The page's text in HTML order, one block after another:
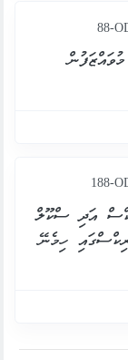
88-
188-
އަދި ސްކޫލް
ހިމެނޭ